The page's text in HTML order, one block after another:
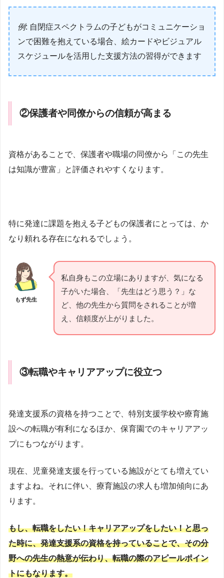
例: 自閉症スペクトラムの子どもがコミュニケーショ
ンで困難を抱えている場合、絵カードやビジュアル
スケジュールを活用した支援方法の習得ができます
②保護者や同僚からの信頼が高まる
資格があることで、保護者や職場の同僚から「この先生
は知識が豊富」と評価されやすくなります。
特に発達に課題を抱える子どもの保護者にとっては、か
なり頼れる存在になれるでしょう。
もず先生
私自身もこの立場にありますが、気になる
子がいた場合、「先生はどう思う？」な
ど、他の先生から質問をされることが増
え、信頼度が上がりました。
③転職やキャリアアップに役立つ
発達支援系の資格を持つことで、特別支援学校や療育施
設への転職が有利になるほか、保育園でのキャリアアッ
プにもつながります。
現在、児童発達支援を行っている施設がとても増えてい
ますよね。それに伴い、療育施設の求人も増加傾向にあ
ります。
もし、転職をしたい！キャリアアップをしたい！と思っ
た時に、発達支援系の資格を持っていることで、その分
野への先生の熱意が伝わり、転職の際のアピールポイン
トにもなります。